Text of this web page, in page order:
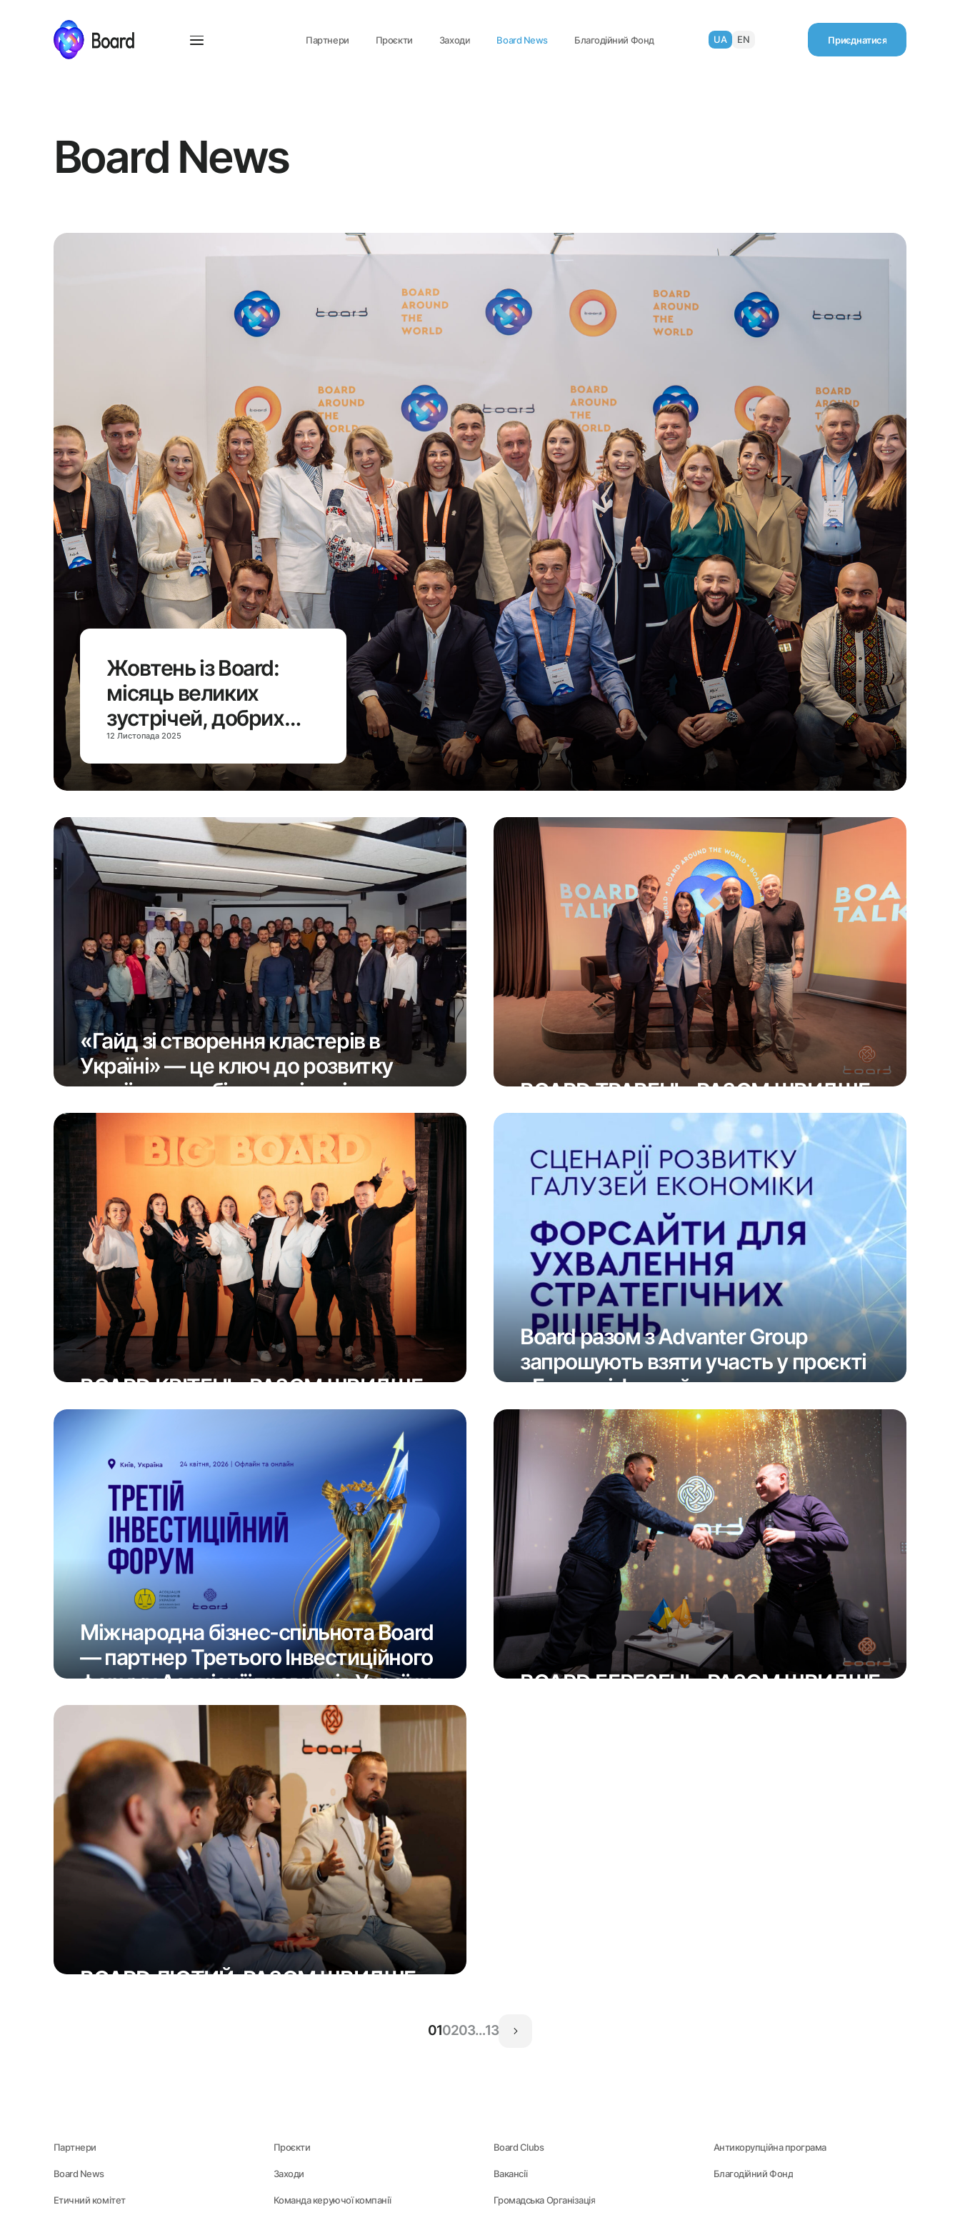
Партнери Проєкти Заходи Board News Благодійний Фонд UA EN
Приєднатися
Board News
Жовтень із Board:
місяць великих
зустрічей, добрих
справ і справжньої
сили спільноти
12 Листопада 2025
«Гайд зі створення кластерів в
Україні» — це ключ до розвитку
українського бізнесу під егідою
EU4Business.
BOARD ТРАВЕНЬ: РАЗОМ ШВИДШЕ
BOARD КВІТЕНЬ: РАЗОМ ШВИДШЕ
Board разом з Advanter Group
запрошують взяти участь у проєкті
«Галузеві форсайти»
Міжнародна бізнес-спільнота Board
— партнер Третього Інвестиційного
форуму Асоціації правників України
BOARD БЕРЕЗЕНЬ: РАЗОМ ШВИДШЕ
BOARD ЛЮТИЙ: РАЗОМ ШВИДШЕ
010203…13
Партнери Проєкти Board Clubs Антикорупційна програма
Board News Заходи Вакансії Благодійний Фонд
Етичний комітет Команда керуючої компанії Громадська Організація